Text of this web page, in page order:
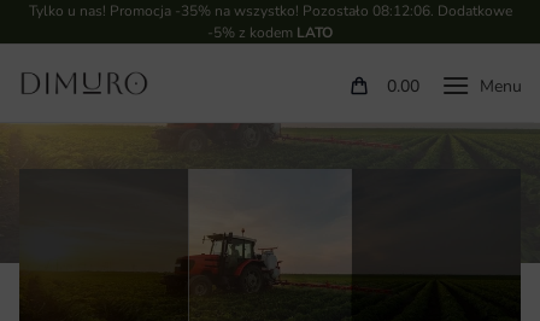
Tylko u nas! Promocja -35% na wszystko! Pozostało 08:12:05. Dodatkowe
-5% z kodem LATO
0.00